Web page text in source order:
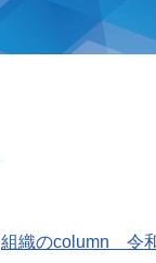
組織のcolumn 令